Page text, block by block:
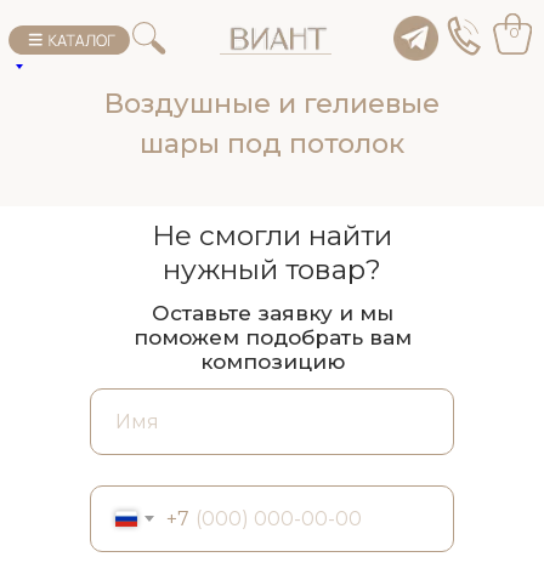
0
Воздушные и гелиевые
шары под потолок
+7
Не смогли найти
нужный товар?
Оставьте заявку и мы
поможем подобрать вам
композицию